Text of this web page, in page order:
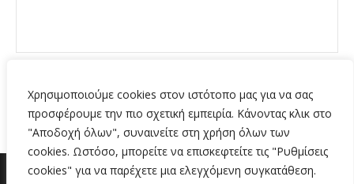
Χρησιμοποιούμε cookies στον ιστότοπο μας για να σας
προσφέρουμε την πιο σχετική εμπειρία. Κάνοντας κλικ στο
"Αποδοχή όλων", συναινείτε στη χρήση όλων των
cookies. Ωστόσο, μπορείτε να επισκεφτείτε τις "Ρυθμίσεις
cookies" για να παρέχετε μια ελεγχόμενη συγκατάθεση.